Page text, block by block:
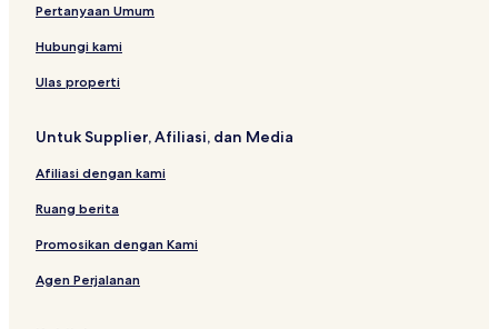
Pertanyaan Umum
Hubungi kami
Ulas properti
Untuk Supplier, Afiliasi, dan Media
Afiliasi dengan kami
Ruang berita
Promosikan dengan Kami
Agen Perjalanan